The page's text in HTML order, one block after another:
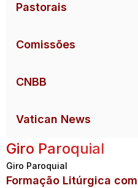
Pastorais
Comissões
CNBB
Vatican News
Giro Paroquial
Giro Paroquial
Formação Litúrgica